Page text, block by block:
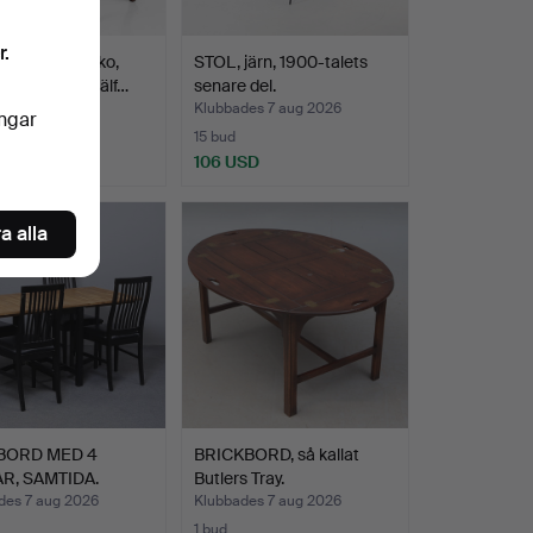
nyrokoko,
andra hälf…
7 aug 2026
STOL, järn, 1900-talets
senare del.
Klubbades 7 aug 2026
15 bud
106 USD
MED 4
SAMTIDA.
7 aug 2026
BRICKBORD, så kallat
Butlers Tray.
Klubbades 7 aug 2026
alla